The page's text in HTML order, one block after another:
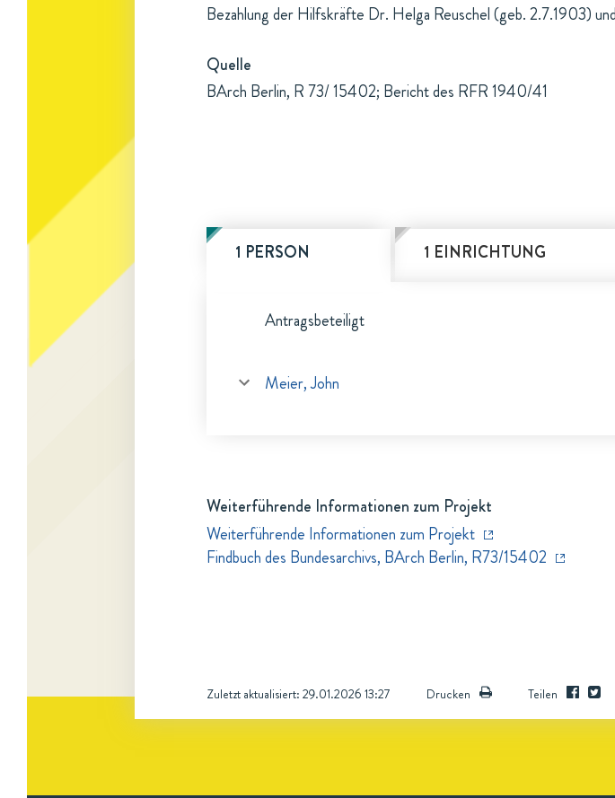
Bezahlung der Hilfskräfte Dr. Helga Reuschel (geb. 2.7.1903)
Quelle
BArch Berlin, R 73/ 15402; Bericht des RFR 1940/41
1 PERSON 1 EINRICHTUNG
Antragsbeteiligt
Meier, John
Weiterführende Informationen zum Projekt
Weiterführende Informationen zum Projekt
Findbuch des Bundesarchivs, BArch Berlin, R73/15402
Zuletzt aktualisiert: 29.01.2026 13:27 Drucken Teilen